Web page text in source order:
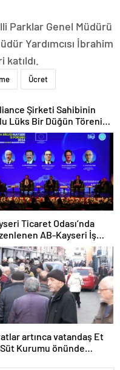
Parklar Genel Müdürü
Yardımcısı İbrahim
Ücret
Şirketi Sahibinin
Lüks Bir Düğün Töreni
Ticaret Odası’nda
AB-Kayseri İş
yeşil dönüşüm
vurgusu
artınca vatandaş Et
Kurumu önünde